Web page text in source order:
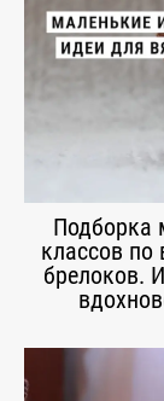
Подборка
классов по
брелоков.